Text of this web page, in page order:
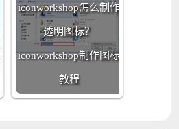
iconworkshop怎么制作
透明图标？
iconworkshop制作图标
教程